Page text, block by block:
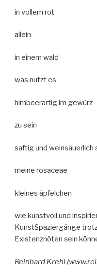
in vollem rot
allein
in einem wald
was nutzt es
himbeerartig im gewürz
zu sein
saftig und weinsäuerlich
meine rosaceae
kleines äpfelchen
wie kunstvoll und
KunstSpaziergänge
Existenznöten sein
Reinhard Krehl